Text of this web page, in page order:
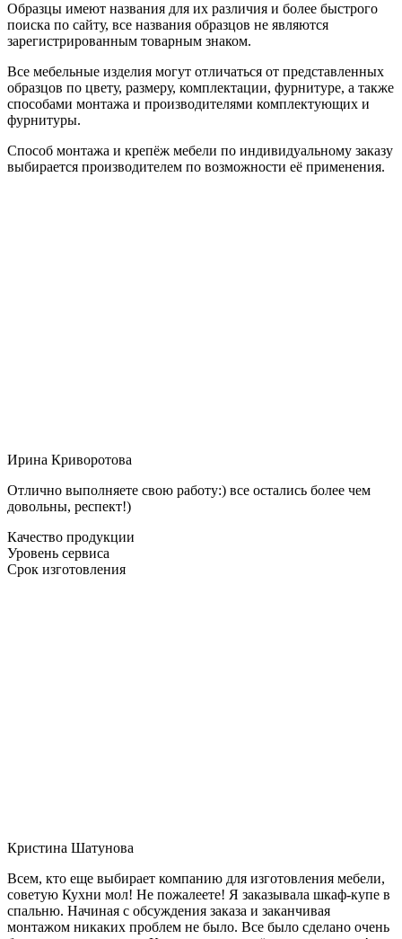
Образцы имеют названия для их различия и более быстрого
поиска по сайту, все названия образцов не являются
зарегистрированным товарным знаком.
Все мебельные изделия могут отличаться от представленных
образцов по цвету, размеру, комплектации, фурнитуре, а также
способами монтажа и производителями комплектующих и
фурнитуры.
Способ монтажа и крепёж мебели по индивидуальному заказу
выбирается производителем по возможности её применения.
Ирина Криворотова
Отлично выполняете свою работу:) все остались более чем
довольны, респект!)
Качество продукции
Уровень сервиса
Срок изготовления
Кристина Шатунова
Всем, кто еще выбирает компанию для изготовления мебели,
советую Кухни мол! Не пожалеете! Я заказывала шкаф-купе в
спальню. Начиная с обсуждения заказа и заканчивая
монтажом никаких проблем не было. Все было сделано очень